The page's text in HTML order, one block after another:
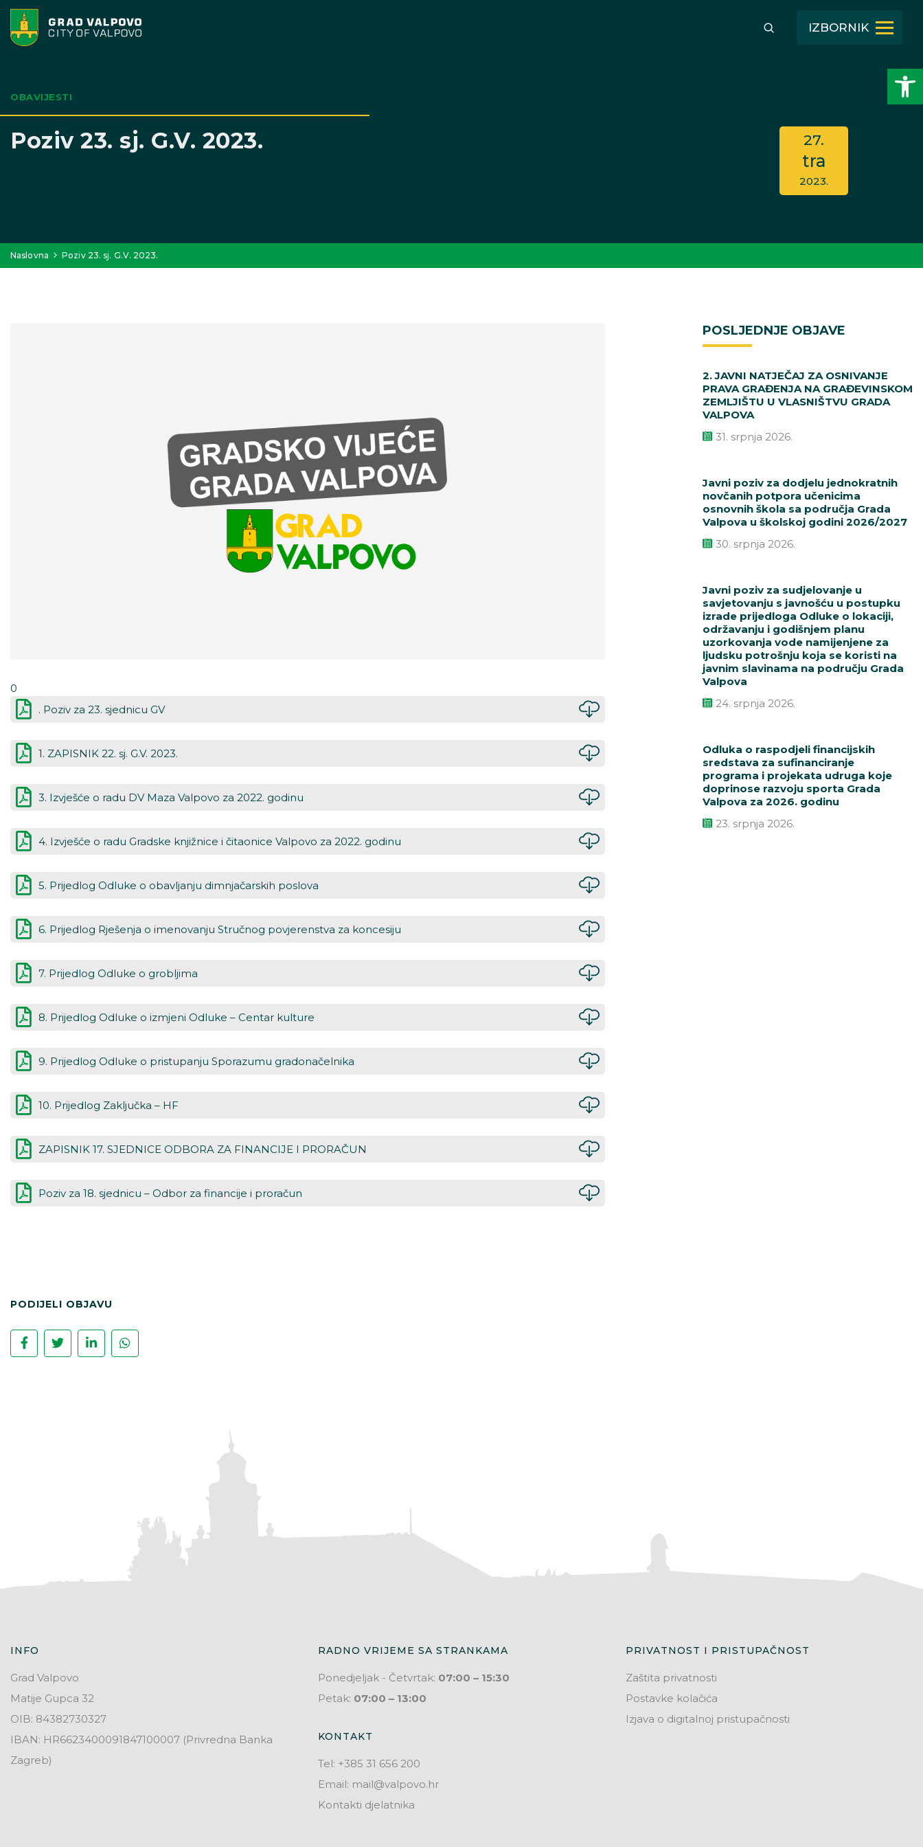
Open toolbar
IZBORNIK
OBAVIJESTI
Poziv 23. sj. G.V. 2023. 27.
tra
2023.
Naslovna Poziv 23. sj. G.V. 2023.
0
. Poziv za 23. sjednicu GV
1. ZAPISNIK 22. sj. G.V. 2023.
3. Izvješće o radu DV Maza Valpovo za 2022. godinu
4. Izvješće o radu Gradske knjižnice i čitaonice Valpovo za 2022. godinu
5. Prijedlog Odluke o obavljanju dimnjačarskih poslova
6. Prijedlog Rješenja o imenovanju Stručnog povjerenstva za koncesiju
7. Prijedlog Odluke o grobljima
8. Prijedlog Odluke o izmjeni Odluke – Centar kulture
9. Prijedlog Odluke o pristupanju Sporazumu gradonačelnika
10. Prijedlog Zaključka – HF
ZAPISNIK 17. SJEDNICE ODBORA ZA FINANCIJE I PRORAČUN
Poziv za 18. sjednicu – Odbor za financije i proračun
PODIJELI OBJAVU
POSLJEDNJE OBJAVE
2. JAVNI NATJEČAJ ZA OSNIVANJE
PRAVA GRAĐENJA NA GRAĐEVINSKOM
ZEMLJIŠTU U VLASNIŠTVU GRADA
VALPOVA
31. srpnja 2026.
Javni poziv za dodjelu jednokratnih
novčanih potpora učenicima
osnovnih škola sa područja Grada
Valpova u školskoj godini 2026/2027
30. srpnja 2026.
Javni poziv za sudjelovanje u
savjetovanju s javnošću u postupku
izrade prijedloga Odluke o lokaciji,
održavanju i godišnjem planu
uzorkovanja vode namijenjene za
ljudsku potrošnju koja se koristi na
javnim slavinama na području Grada
Valpova
24. srpnja 2026.
Odluka o raspodjeli financijskih
sredstava za sufinanciranje
programa i projekata udruga koje
doprinose razvoju sporta Grada
Valpova za 2026. godinu
23. srpnja 2026.
INFO
Grad Valpovo
Matije Gupca 32
OIB: 84382730327
IBAN: HR6623400091847100007 (Privredna Banka
Zagreb)
RADNO VRIJEME SA STRANKAMA
Ponedjeljak - Četvrtak: 07:00 – 15:30
Petak: 07:00 – 13:00
KONTAKT
Tel: +385 31 656 200
Email: mail@valpovo.hr
Kontakti djelatnika
PRIVATNOST I PRISTUPAČNOST
Zaštita privatnosti
Postavke kolačića
Izjava o digitalnoj pristupačnosti